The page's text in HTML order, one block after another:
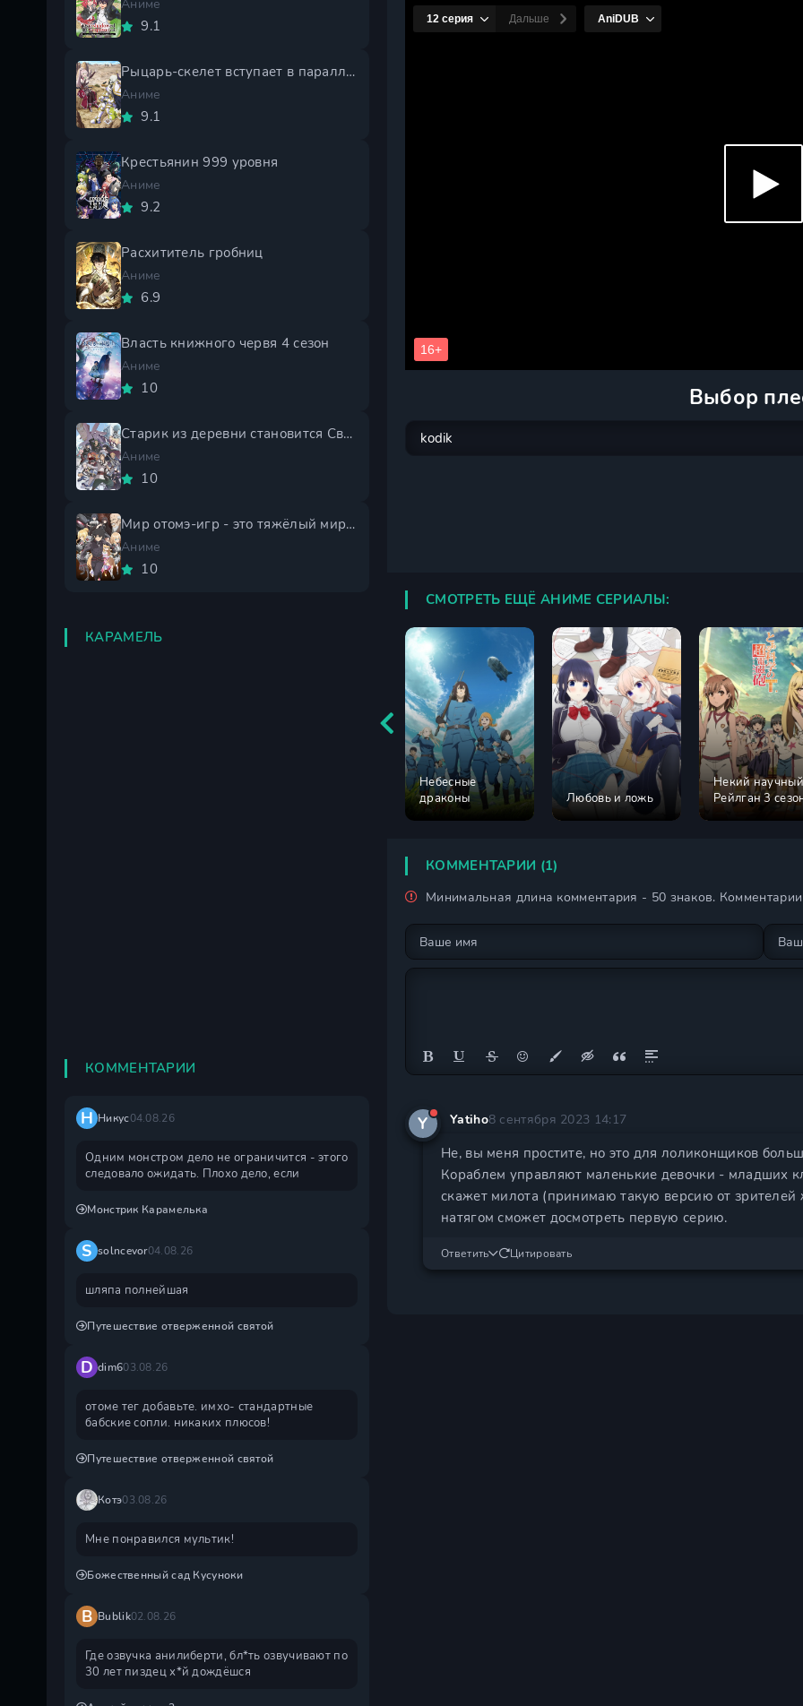
Выбор
СМОТРЕТЬ ЕЩЁ АНИМЕ СЕРИАЛЫ:
Небесные
драконы
Любовь и ложь
Некий научный
Рейлган 3
КОММЕНТАРИИ (1)
Минимальная длина комментария - 50 знаков.
Y Yatiho8 сентября 2023 14:17
Не, вы меня простите, но это для лоликонщиков
Кораблем управляют маленькие девочки - младших
скажет милота (принимаю такую версию от зрителей
натягом сможет досмотреть первую серию.
Ответить Цитировать
Аниме
9.1
Рыцарь-скелет вступает в параллельный мир 2 сезон
Аниме
9.1
Крестьянин 999 уровня
Аниме
9.2
Расхититель гробниц
Аниме
6.9
Власть книжного червя 4 сезон
Аниме
10
Старик из деревни становится Святым мечом 2 сезон
Аниме
10
Мир отомэ-игр - это тяжёлый мир для мобов 2 сезон
Аниме
10
КАРАМЕЛЬ
КОММЕНТАРИИ
Н Никус04.08.26
Одним монстром дело не ограничится - этого
следовало ожидать. Плохо дело, если
Монстрик Карамелька
S solncevor04.08.26
шляпа полнейшая
Путешествие отверженной святой
D dim603.08.26
отоме тег добавьте. имхо- стандартные
бабские сопли. никаких плюсов!
Путешествие отверженной святой
Котэ03.08.26
Мне понравился мультик!
Божественный сад Кусуноки
B Bublik02.08.26
Где озвучка анилиберти, бл*ть озвучивают по
30 лет пиздец х*й дождëшся